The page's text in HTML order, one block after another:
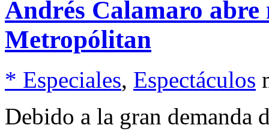
Andrés Calamaro abre
Metropólitan
* Especiales, Espectáculos
Debido a la gran demanda